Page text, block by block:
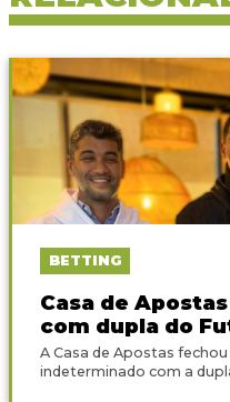
BETTING
Casa de
com dupla do
A Casa de Apostas
indeterminado com a